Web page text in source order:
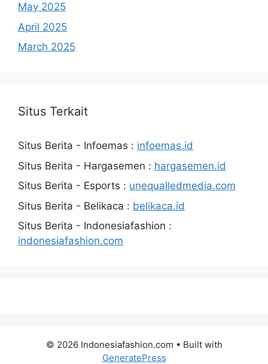
May 2025
April 2025
March 2025
Situs Terkait
Situs Berita - Infoemas : infoemas.id
Situs Berita - Hargasemen : hargasemen.id
Situs Berita - Esports : unequalledmedia.com
Situs Berita - Belikaca : belikaca.id
Situs Berita - Indonesiafashion :
indonesiafashion.com
© 2026 Indonesiafashion.com • Built with
GeneratePress